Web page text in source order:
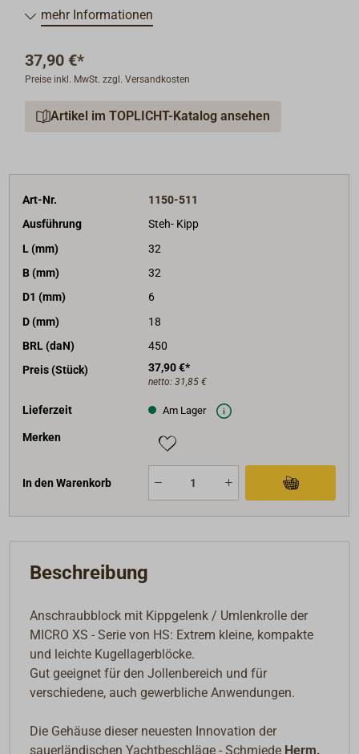
Die Gehäuse dieser neuesten Innovation der
Sprenger (HS)
auf Edelstahlkugeln gelagerte schwarze
Leichtlaufeigenschaften auf.
mehr Informationen
37,90 €*
Preise inkl. MwSt. zzgl. Versandkosten
Artikel im TOPLICHT-Katalog ansehen
Art-Nr.
1150-511
Ausführung
Steh- Kipp
L (mm)
32
B (mm)
32
D1 (mm)
6
D (mm)
18
BRL (daN)
450
Preis (Stück)
37,90 €*
netto: 31,85 €
Lieferzeit Am Lager
Merken
In den Warenkorb
Beschreibung
Anschraubblock mit Kippgelenk / Umlenkrolle der
MICRO XS - Serie von HS: Extrem kleine, kompakte
und leichte Kugellagerblöcke.
Gut geeignet für den Jollenbereich und für
verschiedene, auch gewerbliche Anwendungen.
Die Gehäuse dieser neuesten Innovation der
sauerländischen Yachtbeschläge - Schmiede Herm.